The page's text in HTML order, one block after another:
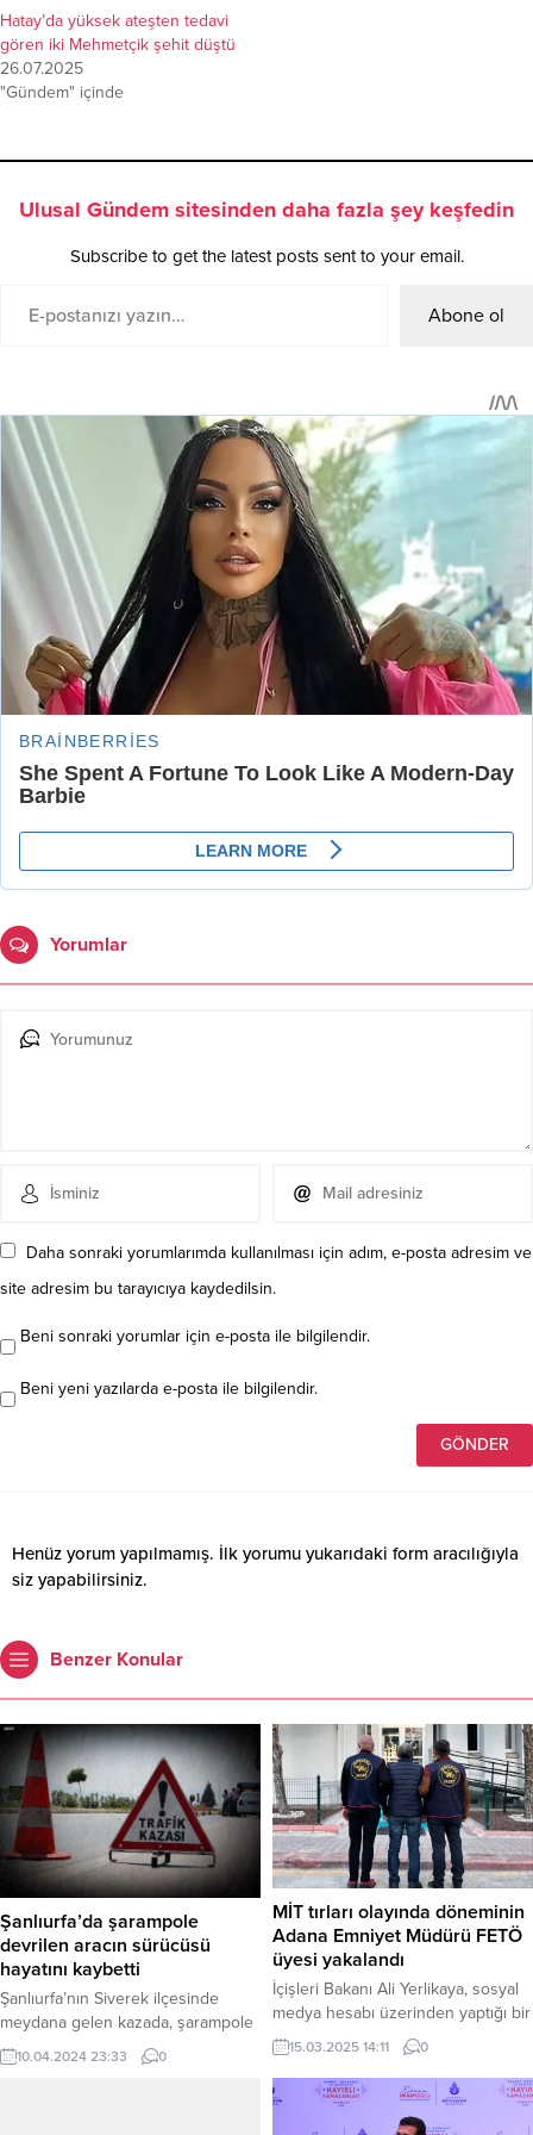
Hatay’da yüksek ateşten tedavi
gören iki Mehmetçik şehit düştü
26.07.2025
"Gündem" içinde
Ulusal Gündem sitesinden daha fazla şey keşfedin
Subscribe to get the latest posts sent to your email.
Abone ol
Yorumlar
Daha sonraki yorumlarımda kullanılması için adım, e-posta adresim ve
site adresim bu tarayıcıya kaydedilsin.
Beni sonraki yorumlar için e-posta ile bilgilendir.
Beni yeni yazılarda e-posta ile bilgilendir.
Henüz yorum yapılmamış. İlk yorumu yukarıdaki form aracılığıyla
siz yapabilirsiniz.
Benzer Konular
Şanlıurfa’da şarampole
devrilen aracın sürücüsü
hayatını kaybetti
Şanlıurfa’nın Siverek ilçesinde
meydana gelen kazada, şarampole
devrilen hafif ticari aracın sürücüsü
hayatını kaybetti. Edinilen bilgiye
10.04.2024 23:33 0
MİT tırları olayında döneminin
Adana Emniyet Müdürü FETÖ
üyesi yakalandı
İçişleri Bakanı Ali Yerlikaya, sosyal
medya hesabı üzerinden yaptığı bir
açıklamayla, Adana’da MİT tırlarının
durdurulduğu dönemde İl Emniyet
Müdürü olarak görev yapan FETÖ
üyesi A.Z.G.’nin Ankara’da
15.03.2025 14:11 0